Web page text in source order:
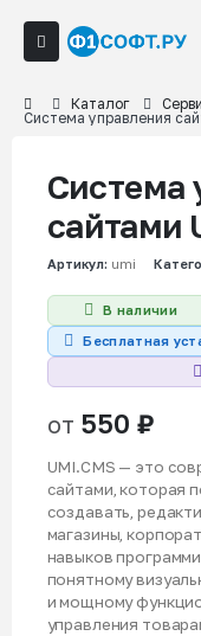
Каталог
Система управления
Система
сайтами
Артикул: umi
В наличии
Бесплатная
от 550 ₽
UMI.CMS — это
сайтами, которая
создавать,
магазины,
навыков
понятному
и мощному
управления